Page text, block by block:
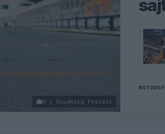
X / Scuderia Ferrari